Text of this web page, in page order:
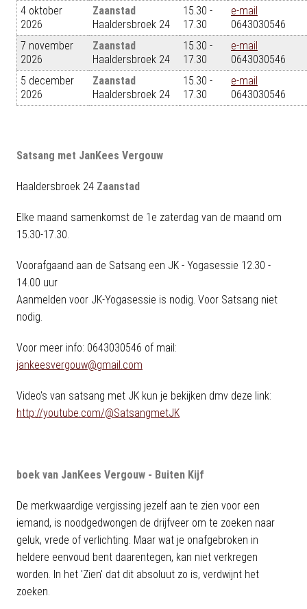
4 oktober
2026
Zaanstad
Haaldersbroek 24
15.30 -
17.30
e-mail
0643030546
7 november
2026
Zaanstad
Haaldersbroek 24
15.30 -
17.30
e-mail
0643030546
5 december
2026
Zaanstad
Haaldersbroek 24
15.30 -
17.30
e-mail
0643030546
Satsang met JanKees Vergouw
Haaldersbroek 24 Zaanstad
Elke maand samenkomst de 1e zaterdag van de maand om
15.30-17.30.
Voorafgaand aan de Satsang een JK - Yogasessie 12.30 -
14.00 uur
Aanmelden voor JK-Yogasessie is nodig. Voor Satsang niet
nodig.
Voor meer info: 0643030546 of mail:
jankeesvergouw@gmail.com
Video's van satsang met JK kun je bekijken dmv deze link:
http://youtube.com/@SatsangmetJK
boek van JanKees Vergouw - Buiten Kijf
De merkwaardige vergissing jezelf aan te zien voor een
iemand, is noodgedwongen de drijfveer om te zoeken naar
geluk, vrede of verlichting. Maar wat je onafgebroken in
heldere eenvoud bent daarentegen, kan niet verkregen
worden. In het 'Zien' dat dit absoluut zo is, verdwijnt het
zoeken.